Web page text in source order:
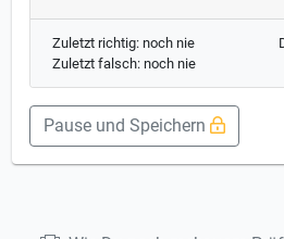
Zuletzt richtig: noch nie
Zuletzt falsch: noch nie
Pause und Speichern